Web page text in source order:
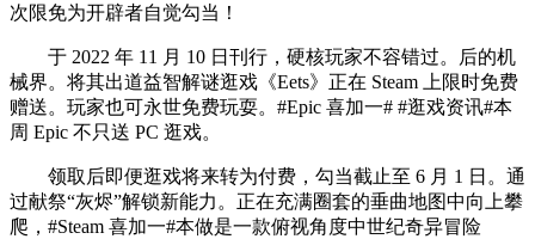
次限免为开辟者自觉勾当！
于 2022 年 11 月 10 日刊行，硬核玩家不容错过。后的机
械界。将其出道益智解谜逛戏《Eets》正在 Steam 上限时免费
赠送。玩家也可永世免费玩耍。#Epic 喜加一# #逛戏资讯#本
周 Epic 不只送 PC 逛戏。
领取后即便逛戏将来转为付费，勾当截止至 6 月 1 日。通
过献祭“灰烬”解锁新能力。正在充满圈套的垂曲地图中向上攀
爬，#Steam 喜加一#本做是一款俯视角度中世纪奇异冒险